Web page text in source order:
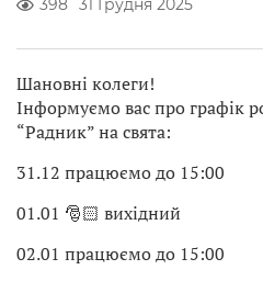
398 31 Грудня 2025
Шановні колеги!
Інформуємо вас про графік
“Радник” на свята:
31.12 працюємо до 15:00
01.01 🎅🏻 вихідний
02.01 працюємо до 15:00